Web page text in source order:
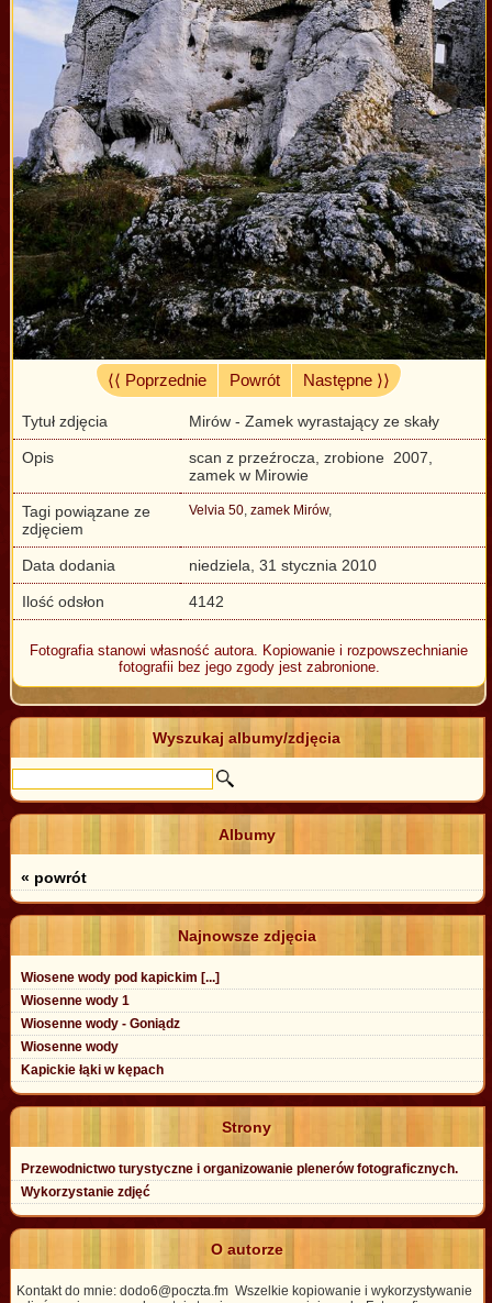
⟨⟨ Poprzednie Powrót Następne ⟩⟩
Tytuł zdjęcia Mirów - Zamek wyrastający ze skały
Opis
scan z przeźrocza, zrobione 2007,
zamek w Mirowie
Tagi powiązane ze
zdjęciem
Velvia 50, zamek Mirów,
Data dodania niedziela, 31 stycznia 2010
Ilość odsłon 4142
Fotografia stanowi własność autora. Kopiowanie i rozpowszechnianie
fotografii bez jego zgody jest zabronione.
Wyszukaj albumy/zdjęcia
Albumy
« powrót
Najnowsze zdjęcia
Wiosene wody pod kapickim [...]
Wiosenne wody 1
Wiosenne wody - Goniądz
Wiosenne wody
Kapickie łąki w kępach
Strony
Przewodnictwo turystyczne i organizowanie plenerów fotograficznych.
Wykorzystanie zdjęć
O autorze
Kontakt do mnie: dodo6@poczta.fm Wszelkie kopiowanie i wykorzystywanie